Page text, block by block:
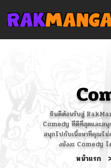
ยินดีต้อนรับสู่
Comedy ที่ดีที่สุดและส
สนุกไปกับเนื้อหาที่คุณไม่
งมังงะ Comedy
หน้าแรก